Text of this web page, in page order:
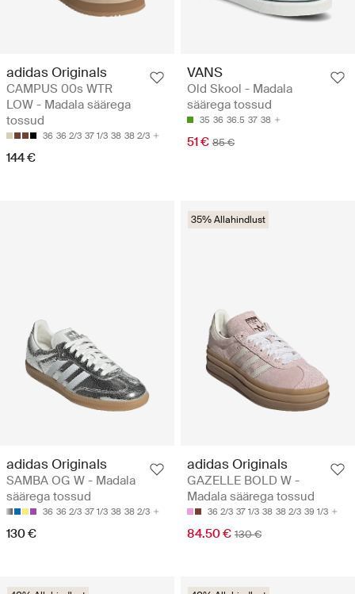
adidas Originals
CAMPUS 00s WTR
LOW - Madala säärega
tossud
36 36 2/3 37 1/3 38 38 2/3
144 €
VANS
Old Skool - Madala
säärega tossud
35 36 36.5 37 38
51 € 85 €
adidas Originals
SAMBA OG W - Madala
säärega tossud
36 36 2/3 37 1/3 38 38 2/3
130 €
35% Allahindlust
adidas Originals
GAZELLE BOLD W -
Madala säärega tossud
36 2/3 37 1/3 38 38 2/3 39 1/3
84.50 € 130 €